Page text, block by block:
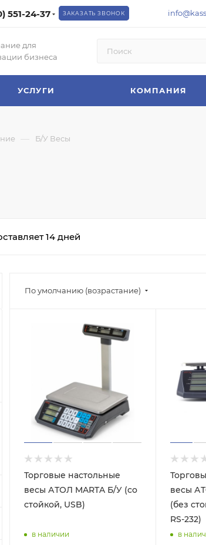
551-24-37 ЗАКАЗАТЬ ЗВОНОК
для
бизнеса
УСЛУГИ КОМПАНИЯ
— Б/У Весы
14 дней
По умолчанию (возрастание)
Торговые настольные
весы АТОЛ MARTA Б/У (со
стойкой, USB)
в наличии
весы
(без
RS-232)
в